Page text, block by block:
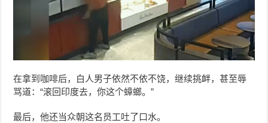
在拿到咖啡后，白人男子依然不依不饶，继续挑衅，甚至辱
骂道：“滚回印度去，你这个蟑螂。”
最后，他还当众朝这名员工吐了口水。